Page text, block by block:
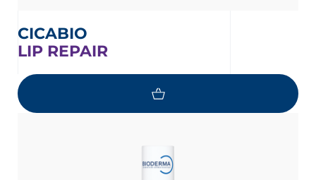
CICABIO
LIP REPAIR